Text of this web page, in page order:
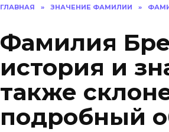
ГЛАВНАЯ » ЗНАЧЕНИЕ ФАМИЛИИ »
Фамилия
история и
также
подробный